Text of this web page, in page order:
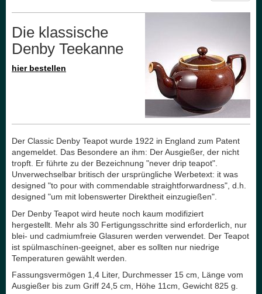
Die klassische
Denby Teekanne
hier bestellen
Der Classic Denby Teapot wurde 1922 in England zum Patent
angemeldet. Das Besondere an ihm: Der Ausgießer, der nicht
tropft. Er führte zu der Bezeichnung "never drip teapot".
Unverwechselbar britisch der ursprüngliche Werbetext: it was
designed "to pour with commendable straightforwardness", d.h.
designed "um mit lobenswerter Direktheit einzugießen".
Der Denby Teapot wird heute noch kaum modifiziert
hergestellt. Mehr als 30 Fertigungsschritte sind erforderlich, nur
blei- und cadmiumfreie Glasuren werden verwendet. Der Teapot
ist spülmaschínen-geeignet, aber es sollten nur niedrige
Temperaturen gewählt werden.
Fassungsvermögen 1,4 Liter, Durchmesser 15 cm, Länge vom
Ausgießer bis zum Griff 24,5 cm, Höhe 11cm, Gewicht 825 g.